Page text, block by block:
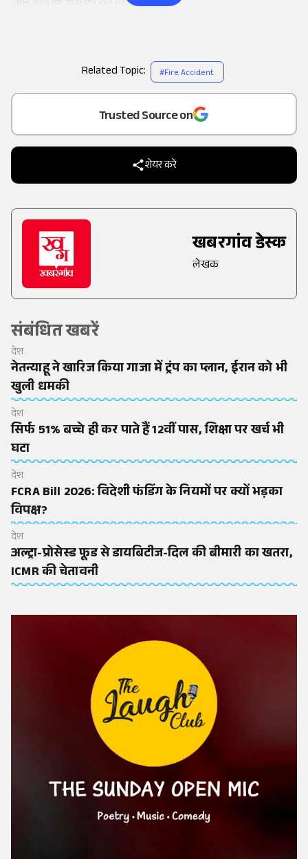
as a
Trusted Source on
शेयर करें
खबरगांव डेस्क
लेखक
संबंधित खबरें
देश
नेतन्याहू ने खारिज किया गाजा में ट्रंप का प्लान, ईरान को भी
खुली धमकी
देश
सिर्फ 51% बच्चे ही कर पाते हैं 12वीं पास, शिक्षा पर खर्च भी
घटा
देश
FCRA Bill 2026: विदेशी फंडिंग के नियमों पर क्यों भड़का
विपक्ष?
देश
अल्ट्रा-प्रोसेस्ड फूड से डायबिटीज-दिल की बीमारी का खतरा,
ICMR की चेतावनी
Related Topic: #Fire Accident